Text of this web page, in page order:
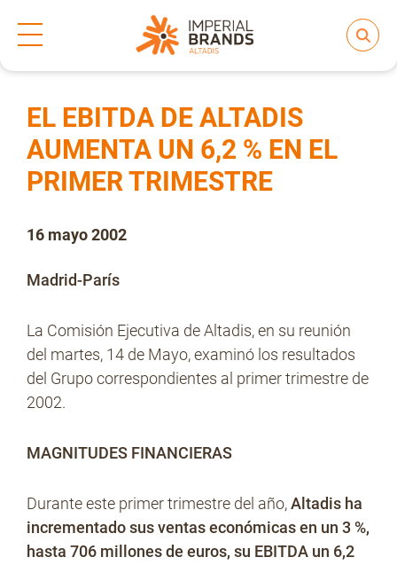
Nuestras Marcas
Compromiso
Regulación
People and Culture
Prensa
Inicio Notas de prensa
EL EBITDA DE ALTADIS
AUMENTA UN 6,2 % EN EL
PRIMER TRIMESTRE
16 mayo 2002
Madrid-París
La Comisión Ejecutiva de Altadis, en su reunión
del martes, 14 de Mayo, examinó los resultados
del Grupo correspondientes al primer trimestre de
2002.
MAGNITUDES FINANCIERAS
Durante este primer trimestre del año,Altadis ha
incrementado sus ventas económicas en un 3 %,
hasta 706 millones de euros, su EBITDA un 6,2